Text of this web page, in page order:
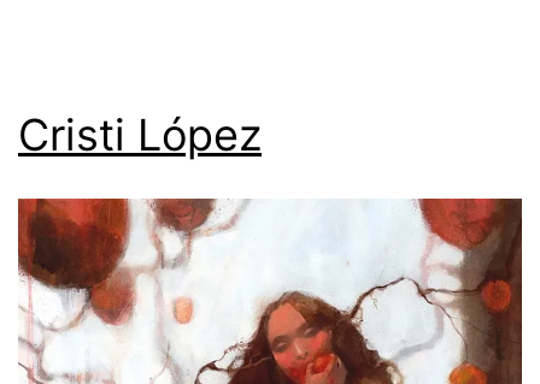
Cristi López